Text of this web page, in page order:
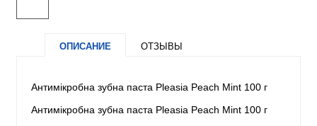
ОПИСАНИЕ ОТЗЫВЫ
Антимікробна зубна паста Pleasia Peach Mint 100 г
Антимікробна зубна паста Pleasia Peach Mint 100 г